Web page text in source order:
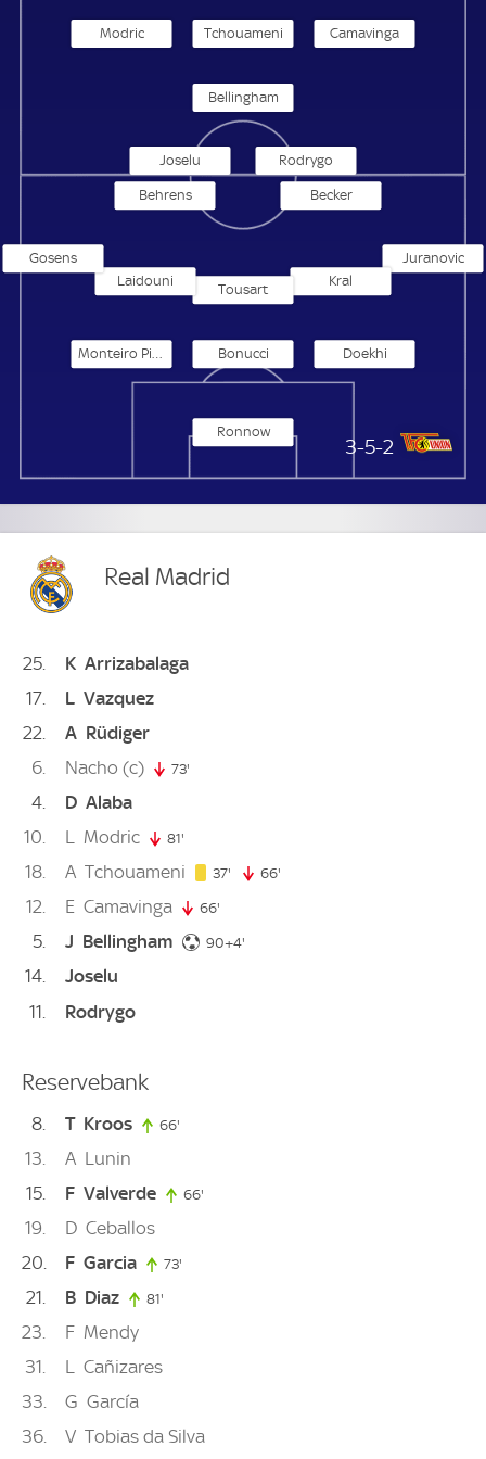
Modric Tchouameni Camavinga
Bellingham
Joselu Rodrygo
1. FC Union Berlin
3-5-2
Ronnow
Doekhi
Bonucci
Monteiro Pinto Leite
Juranovic
Kral
Tousart
Laidouni
Gosens
Becker
Behrens
Real Madrid
25 K Arrizabalaga
17
L Vazquez
22
A Rüdiger
6
Nacho (c) 73'
4 D Alaba
10
L Modric 81'
18 A Tchouameni 37' 37. minute
66'
12 E Camavinga 66'
5 J Bellingham 90+4'
14
Joselu
11
Rodrygo
Reservebank
8 T Kroos 66'
13 A Lunin
15
F Valverde 66'
19 D Ceballos
20
F Garcia 73'
21 B Diaz 81'
23 F Mendy
31
L Cañizares
33
G García
36
V Tobias da Silva